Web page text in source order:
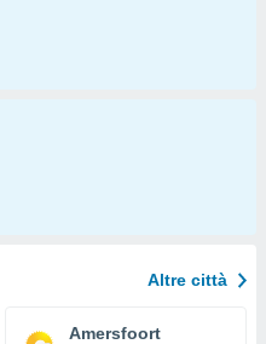
Altre città
Amersfoort